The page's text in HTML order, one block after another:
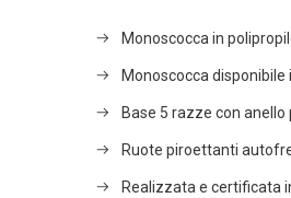
Monoscocca in
Monoscocca
Base 5 razze con
Ruote piroettanti
Realizzata e certificata